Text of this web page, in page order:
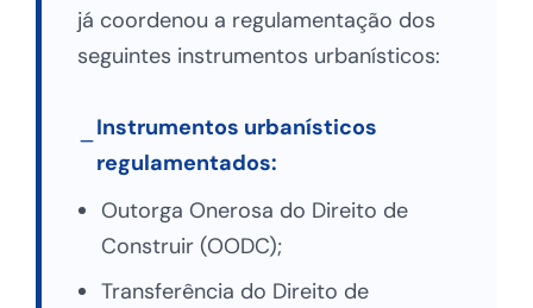
já coordenou a regulamentação dos
seguintes instrumentos urbanísticos:
Instrumentos urbanísticos
regulamentados:
Outorga Onerosa do Direito de
Construir (OODC);
Transferência do Direito de